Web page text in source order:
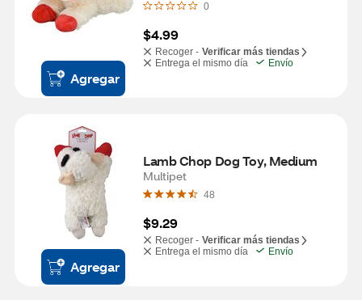
Agregar
0
$4.99
Recoger - Verificar más tiendas
Entrega el mismo día
Envío
Agregar
Lamb Chop Dog Toy, Medium
Multipet
48
$9.29
Recoger - Verificar más tiendas
Entrega el mismo día
Envío